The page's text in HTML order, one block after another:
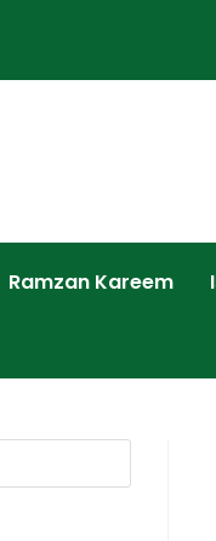
Ramzan Kareem